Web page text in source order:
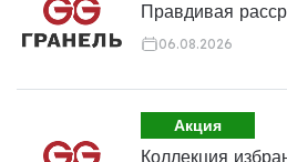
Правдивая
06.08.2026
Акция
Коллекция